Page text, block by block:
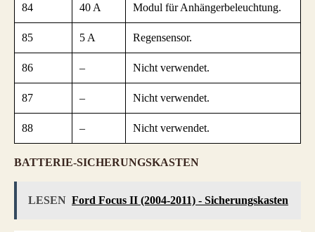
84 40 A Modul für Anhängerbeleuchtung.
85 5 A Regensensor.
86 – Nicht verwendet.
87 – Nicht verwendet.
88 – Nicht verwendet.
BATTERIE-SICHERUNGSKASTEN
LESEN Ford Focus II (2004-2011) - Sicherungskasten